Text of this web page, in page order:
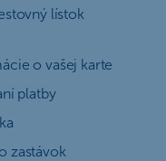
lístok
o vašej karte
platby
zastávok